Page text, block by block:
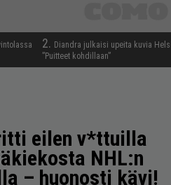
2. Diandra julkaisi upeita kuvia
”Puitteet kohdillaan”
eilen v*ttuilla
NHL:n
– huonosti kävi!